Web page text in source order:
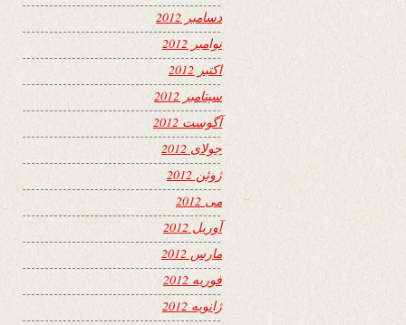
دسامبر 2012
نوامبر 2012
اکتبر 2012
سپتامبر 2012
آگوست 2012
جولای 2012
ژوئن 2012
می 2012
آوریل 2012
مارس 2012
فوریه 2012
ژانویه 2012